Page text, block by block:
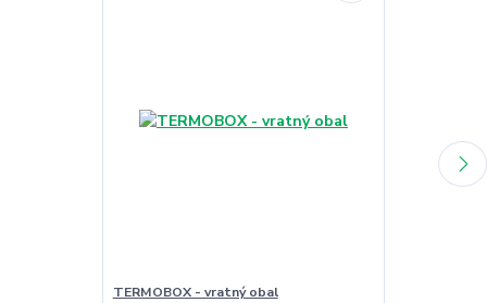
TERMOBOX - vratný obal